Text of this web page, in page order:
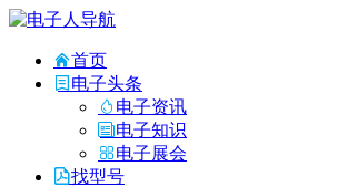
首页
电子头条
电子资讯
电子知识
电子展会
找型号